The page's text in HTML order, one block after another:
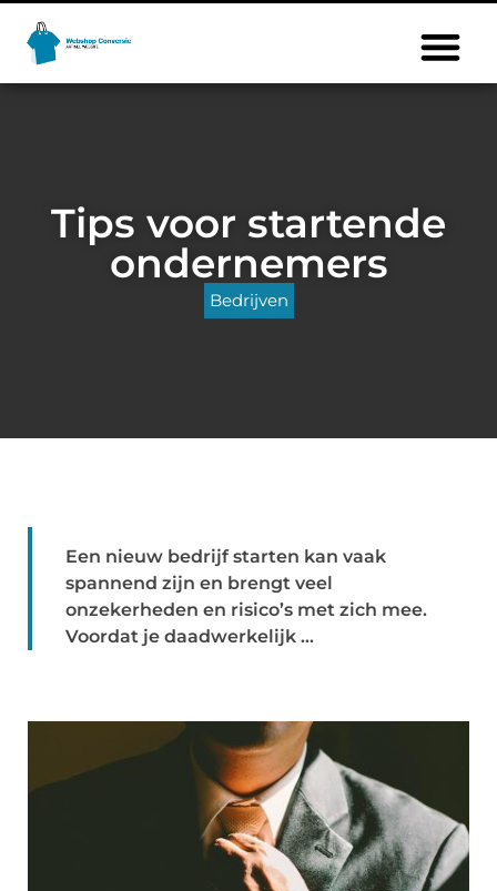
Tips voor startende
ondernemers
Bedrijven
Een nieuw bedrijf starten kan vaak
spannend zijn en brengt veel
onzekerheden en risico’s met zich mee.
Voordat je daadwerkelijk ...